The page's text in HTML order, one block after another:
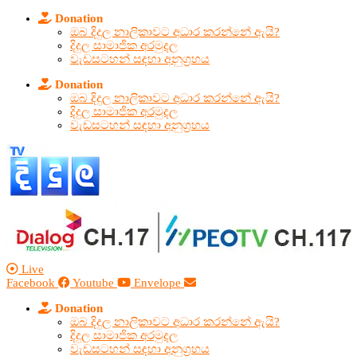
Donation
ඔබ දිදුල නාලිකාවට අධාර කරන්නේ ඇයි?
දිදුල සාමාජික අරමුදල
වැඩසටහන් සඳහා අනුග්‍රහය
Donation
ඔබ දිදුල නාලිකාවට අධාර කරන්නේ ඇයි?
දිදුල සාමාජික අරමුදල
වැඩසටහන් සඳහා අනුග්‍රහය
Live
Facebook
Youtube Envelope
Donation
ඔබ දිදුල නාලිකාවට අධාර කරන්නේ ඇයි?
දිදුල සාමාජික අරමුදල
වැඩසටහන් සඳහා අනුග්‍රහය